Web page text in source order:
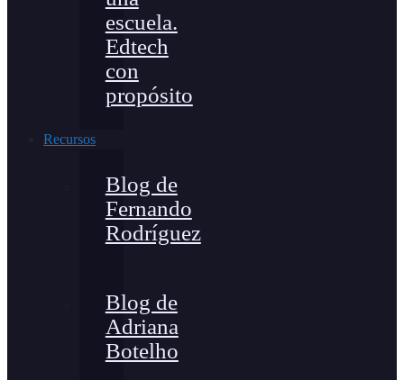
escuela.
Edtech
con
propósito
Recursos
Blog de
Fernando
Rodríguez
Blog de
Adriana
Botelho